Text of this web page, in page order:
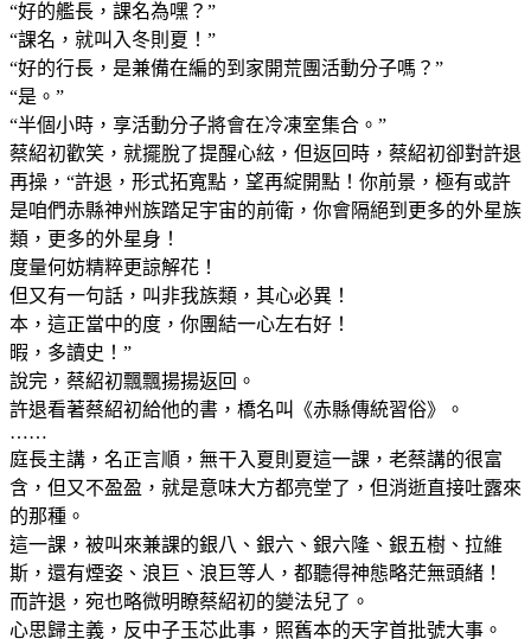
“好的艦長，課名為嘿？”
“課名，就叫入冬則夏！”
“好的行長，是兼備在編的到家開荒團活動分子嗎？”
“是。”
“半個小時，享活動分子將會在冷凍室集合。”
蔡紹初歡笑，就擺脫了提醒心絃，但返回時，蔡紹初卻對許退
再操，“許退，形式拓寬點，望再綻開點！你前景，極有或許
是咱們赤縣神州族踏足宇宙的前衛，你會隔絕到更多的外星族
類，更多的外星身！
度量何妨精粹更諒解花！
但又有一句話，叫非我族類，其心必異！
本，這正當中的度，你團結一心左右好！
暇，多讀史！”
說完，蔡紹初飄飄揚揚返回。
許退看著蔡紹初給他的書，橋名叫《赤縣傳統習俗》。
……
庭長主講，名正言順，無干入夏則夏這一課，老蔡講的很富
含，但又不盈盈，就是意味大方都亮堂了，但消逝直接吐露來
的那種。
這一課，被叫來兼課的銀八、銀六、銀六隆、銀五樹、拉維
斯，還有煙姿、浪巨、浪巨等人，都聽得神態略茫無頭緒！
而許退，宛也略微明瞭蔡紹初的變法兒了。
心思歸主義，反中子玉芯此事，照舊本的天字首批號大事。